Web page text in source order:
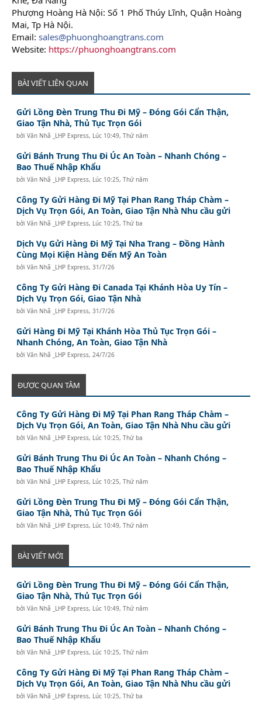
Phượng Hoàng Hà Nội: Số 1 Phố Thúy Lĩnh, Quận Hoàng
Mai, Tp Hà Nội.
Email: sales@phuonghoangtrans.com
Website: https://phuonghoangtrans.com
BÀI VIẾT LIÊN QUAN
Gửi Lồng Đèn Trung Thu Đi Mỹ – Đóng Gói Cẩn Thận,
Giao Tận Nhà, Thủ Tục Trọn Gói
bởiVăn Nhã _LHP Express, Lúc 10:49, Thứ năm
Gửi Bánh Trung Thu Đi Úc An Toàn – Nhanh Chóng –
Bao Thuế Nhập Khẩu
bởiVăn Nhã _LHP Express, Lúc 10:25, Thứ năm
Công Ty Gửi Hàng Đi Mỹ Tại Phan Rang Tháp Chàm –
Dịch Vụ Trọn Gói, An Toàn, Giao Tận Nhà Nhu cầu gửi
bởiVăn Nhã _LHP Express, Lúc 10:25, Thứ ba
Dịch Vụ Gửi Hàng Đi Mỹ Tại Nha Trang – Đồng Hành
Cùng Mọi Kiện Hàng Đến Mỹ An Toàn
bởiVăn Nhã _LHP Express,31/7/26
Công Ty Gửi Hàng Đi Canada Tại Khánh Hòa Uy Tín –
Dịch Vụ Trọn Gói, Giao Tận Nhà
bởiVăn Nhã _LHP Express,31/7/26
Gửi Hàng Đi Mỹ Tại Khánh Hòa Thủ Tục Trọn Gói –
Nhanh Chóng, An Toàn, Giao Tận Nhà
bởiVăn Nhã _LHP Express,24/7/26
ĐƯỢC QUAN TÂM
Công Ty Gửi Hàng Đi Mỹ Tại Phan Rang Tháp Chàm –
Dịch Vụ Trọn Gói, An Toàn, Giao Tận Nhà Nhu cầu gửi
bởiVăn Nhã _LHP Express, Lúc 10:25, Thứ ba
Gửi Bánh Trung Thu Đi Úc An Toàn – Nhanh Chóng –
Bao Thuế Nhập Khẩu
bởiVăn Nhã _LHP Express, Lúc 10:25, Thứ năm
Gửi Lồng Đèn Trung Thu Đi Mỹ – Đóng Gói Cẩn Thận,
Giao Tận Nhà, Thủ Tục Trọn Gói
bởiVăn Nhã _LHP Express, Lúc 10:49, Thứ năm
BÀI VIẾT MỚI
Gửi Lồng Đèn Trung Thu Đi Mỹ – Đóng Gói Cẩn Thận,
Giao Tận Nhà, Thủ Tục Trọn Gói
bởiVăn Nhã _LHP Express, Lúc 10:49, Thứ năm
Gửi Bánh Trung Thu Đi Úc An Toàn – Nhanh Chóng –
Bao Thuế Nhập Khẩu
bởiVăn Nhã _LHP Express, Lúc 10:25, Thứ năm
Công Ty Gửi Hàng Đi Mỹ Tại Phan Rang Tháp Chàm –
Dịch Vụ Trọn Gói, An Toàn, Giao Tận Nhà Nhu cầu gửi
bởiVăn Nhã _LHP Express, Lúc 10:25, Thứ ba